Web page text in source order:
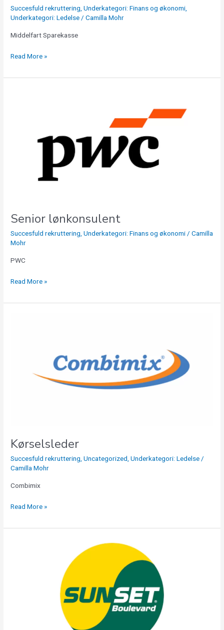
Succesfuld rekruttering ,Underkategori: Finans og økonomi
Underkategori: Ledelse /Camilla Mohr
Middelfart Sparekasse
Read More »
Senior lønkonsulent
Succesfuld rekruttering ,Underkategori: Finans og økonomi /Camilla
Mohr
PWC
Read More »
Kørselsleder
Succesfuld rekruttering ,Uncategorized ,Underkategori: Ledelse /
Camilla Mohr
Combimix
Read More »